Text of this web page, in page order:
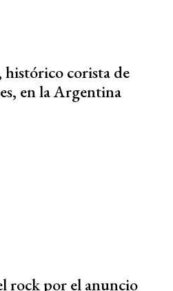
corista de
en la Argentina
rock por el anuncio